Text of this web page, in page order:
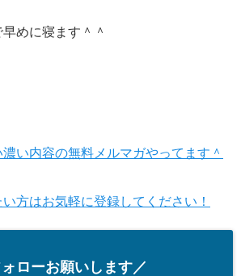
めに寝ます＾＾
い内容の無料メルマガやってます＾
方はお気軽に登録してください！
ローお願いします／